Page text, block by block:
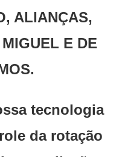
ALIANÇAS,
E DE
tecnologia
da rotação